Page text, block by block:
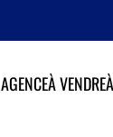
AGENCEÀ VENDRE